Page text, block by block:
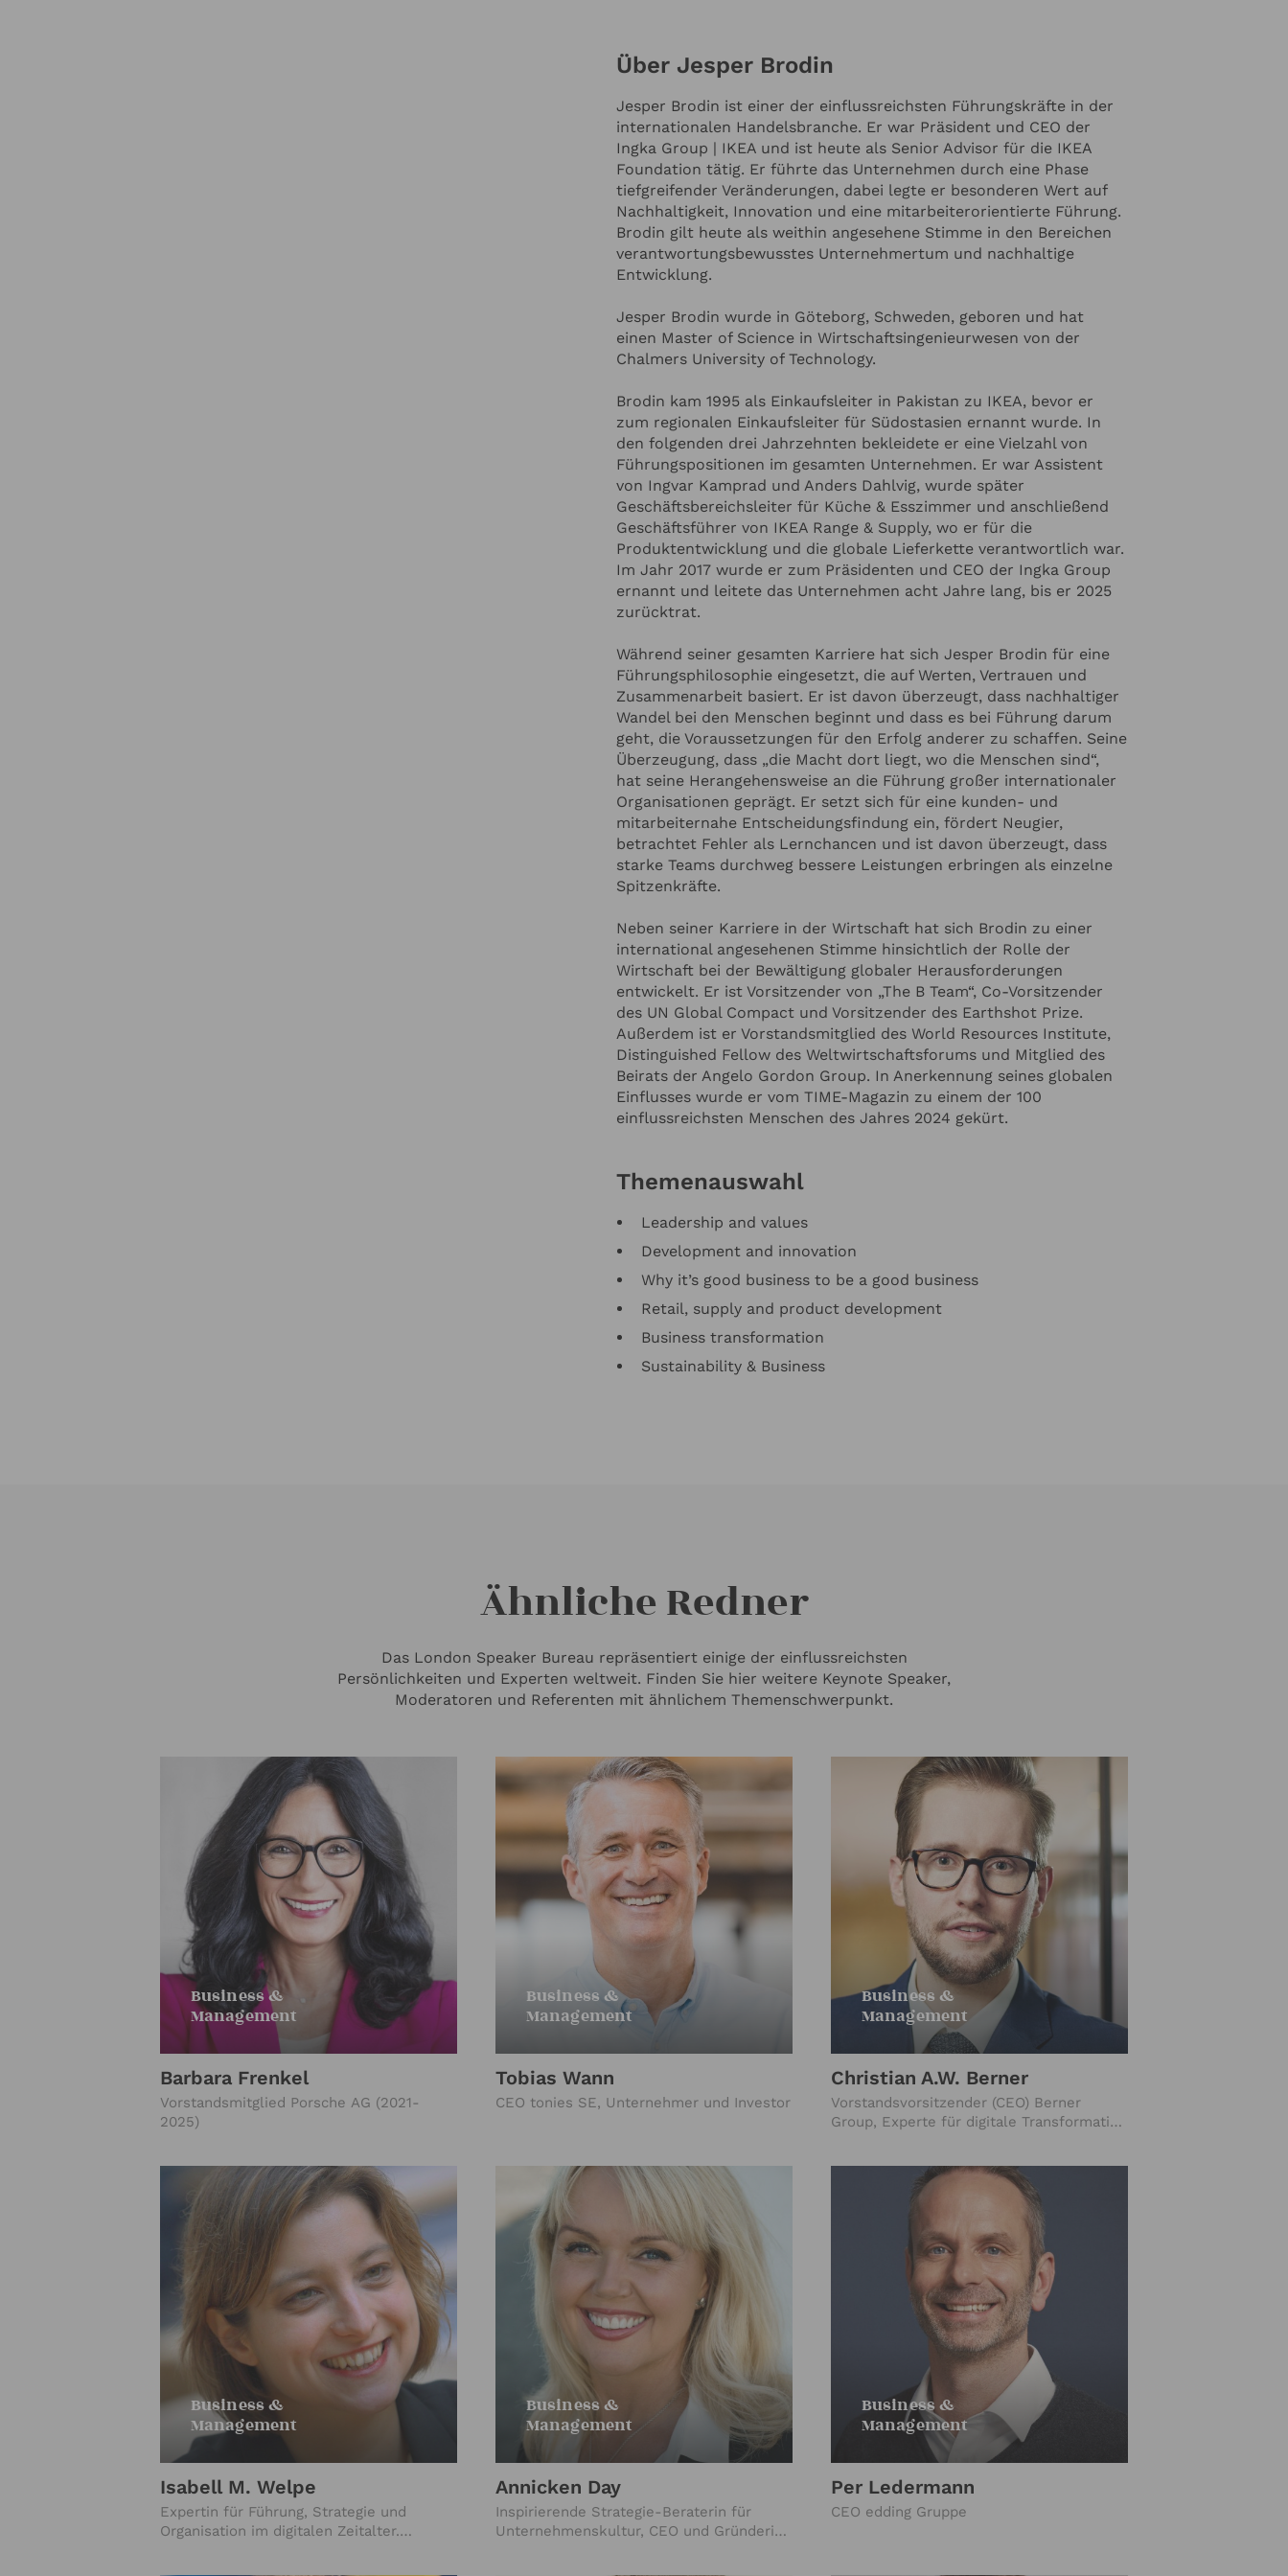
Überzeugung, dass „die Macht dort liegt, wo die Menschen sind“,
hat seine Herangehensweise an die Führung großer internationaler
Organisationen geprägt. Er setzt sich für eine kunden- und
mitarbeiternahe Entscheidungsfindung ein, fördert Neugier,
betrachtet Fehler als Lernchancen und ist davon überzeugt, dass
starke Teams durchweg bessere Leistungen erbringen als einzelne
Spitzenkräfte. Neben seiner Karriere in der Wirtschaft hat sich
Brodin zu einer international angesehenen Stimme hinsichtlich der
Rolle der Wirtschaft bei der Bewältigung globaler
Herausforderungen entwickelt. Er ist Vorsitzender von „The B Team“,
Co-Vorsitzender des UN Global Compact und Vorsitzender des
Earthshot Prize. Außerdem ist er Vorstandsmitglied des World
Resources Institute, Distinguished Fellow des
Weltwirtschaftsforums und Mitglied des Beirats der Angelo Gordon
Group. In Anerkennung seines globalen Einflusses wurde er vom
TIME-Magazin zu einem der 100 einflussreichsten Menschen des
Jahres 2024 gekürt.
Über Jesper Brodin
Jesper Brodin ist einer der einflussreichsten Führungskräfte in der
internationalen Handelsbranche. Er war Präsident und CEO der
Ingka Group | IKEA und ist heute als Senior Advisor für die IKEA
Foundation tätig. Er führte das Unternehmen durch eine Phase
tiefgreifender Veränderungen, dabei legte er besonderen Wert auf
Nachhaltigkeit, Innovation und eine mitarbeiterorientierte Führung.
Brodin gilt heute als weithin angesehene Stimme in den Bereichen
verantwortungsbewusstes Unternehmertum und nachhaltige
Entwicklung.
Jesper Brodin wurde in Göteborg, Schweden, geboren und hat
einen Master of Science in Wirtschaftsingenieurwesen von der
Chalmers University of Technology.
Brodin kam 1995 als Einkaufsleiter in Pakistan zu IKEA, bevor er
zum regionalen Einkaufsleiter für Südostasien ernannt wurde. In
den folgenden drei Jahrzehnten bekleidete er eine Vielzahl von
Führungspositionen im gesamten Unternehmen. Er war Assistent
von Ingvar Kamprad und Anders Dahlvig, wurde später
Geschäftsbereichsleiter für Küche & Esszimmer und anschließend
Geschäftsführer von IKEA Range & Supply, wo er für die
Produktentwicklung und die globale Lieferkette verantwortlich war.
Im Jahr 2017 wurde er zum Präsidenten und CEO der Ingka Group
ernannt und leitete das Unternehmen acht Jahre lang, bis er 2025
zurücktrat.
Während seiner gesamten Karriere hat sich Jesper Brodin für eine
Führungsphilosophie eingesetzt, die auf Werten, Vertrauen und
Zusammenarbeit basiert. Er ist davon überzeugt, dass nachhaltiger
Wandel bei den Menschen beginnt und dass es bei Führung darum
geht, die Voraussetzungen für den Erfolg anderer zu schaffen. Seine
Überzeugung, dass „die Macht dort liegt, wo die Menschen sind“,
hat seine Herangehensweise an die Führung großer internationaler
Organisationen geprägt. Er setzt sich für eine kunden- und
mitarbeiternahe Entscheidungsfindung ein, fördert Neugier,
betrachtet Fehler als Lernchancen und ist davon überzeugt, dass
starke Teams durchweg bessere Leistungen erbringen als einzelne
Spitzenkräfte.
Neben seiner Karriere in der Wirtschaft hat sich Brodin zu einer
international angesehenen Stimme hinsichtlich der Rolle der
Wirtschaft bei der Bewältigung globaler Herausforderungen
entwickelt. Er ist Vorsitzender von „The B Team“, Co-Vorsitzender
des UN Global Compact und Vorsitzender des Earthshot Prize.
Außerdem ist er Vorstandsmitglied des World Resources Institute,
Distinguished Fellow des Weltwirtschaftsforums und Mitglied des
Beirats der Angelo Gordon Group. In Anerkennung seines globalen
Einflusses wurde er vom TIME-Magazin zu einem der 100
einflussreichsten Menschen des Jahres 2024 gekürt.
Themenauswahl
Leadership and values
Development and innovation
Why it’s good business to be a good business
Retail, supply and product development
Business transformation
Sustainability & Business
Ähnliche Redner
Das London Speaker Bureau repräsentiert einige der einflussreichsten
Persönlichkeiten und Experten weltweit. Finden Sie hier weitere Keynote Speaker,
Moderatoren und Referenten mit ähnlichem Themenschwerpunkt.
Business &
Management
Barbara Frenkel
Vorstandsmitglied Porsche AG (2021-
2025)
Business &
Management
Tobias Wann
CEO tonies SE, Unternehmer und Investor
Business &
Management
Christian A.W. Berner
Vorstandsvorsitzender (CEO) Berner
Group, Experte für digitale Transformation
Business &
Management
Isabell M. Welpe
Expertin für Führung, Strategie und
Organisation im digitalen Zeitalter.
Business &
Management
Annicken Day
Inspirierende Strategie-Beraterin für
Unternehmenskultur, CEO und Gründerin
Business &
Management
Per Ledermann
CEO edding Gruppe
Jesper Brodin
Online Anfrage
Ihre E-Mail-Adresse
Ihr Unternehmen
Redner-Budget
Zu welchem Thema soll der Redner sprechen?
Hinzufügen
zur Kenntnis genommen. Ich stimme zu, dass meine Angaben zur
Kontaktaufnahme und für Rückfragen dauerhaft gespeichert werden.*
Ich möchte in regelmässigen Abständen mit dem LSB Newsletter über Neuigkeiten informiert werden
(Das Newsletter-Abonnement kann jederzeit beendet werden). Mehr dazu finden Sie in unserer
Anfrage absenden